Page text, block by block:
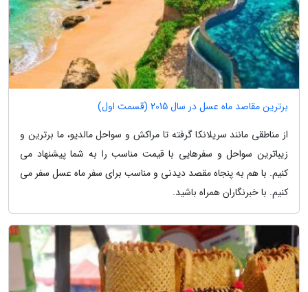
برترین مقاصد ماه عسل در سال 2015 (قسمت اول)
از مناطقی مانند سریلانکا گرفته تا مراکش و سواحل مالدیو، ما برترین و
زیباترین سواحل و سفرهایی با قیمت مناسب را به شما پیشنهاد می
کنیم. با هم به پنجاه مقصد دیدنی و مناسب برای سفر ماه عسل سفر می
کنیم. با خبرنگاران همراه باشید.